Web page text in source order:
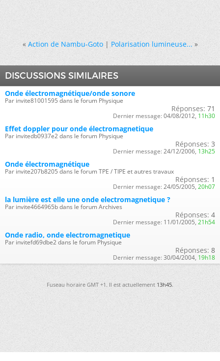
« Action de Nambu-Goto|Polarisation lumineuse... »
DISCUSSIONS SIMILAIRES
Onde électromagnétique/onde sonore
Par invite81001595 dans le forum Physique
Réponses: 71
Dernier message: 04/08/2012, 11h30
Effet doppler pour onde électromagnetique
Par invitedb0937e2 dans le forum Physique
Réponses: 3
Dernier message: 24/12/2006, 13h25
Onde électromagnétique
Par invite207b8205 dans le forum TPE / TIPE et autres travaux
Réponses: 1
Dernier message: 24/05/2005, 20h07
la lumière est elle une onde electromagnetique ?
Par invite4664965b dans le forum Archives
Réponses: 4
Dernier message: 11/01/2005, 21h54
Onde radio, onde electromagnetique
Par invitefd69dbe2 dans le forum Physique
Réponses: 8
Dernier message: 30/04/2004, 19h18
Fuseau horaire GMT +1. Il est actuellement13h45.